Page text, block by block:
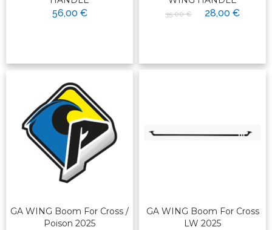
56,00 € 35,00 € 28,00 €
GA WING Boom For Cross /
Poison 2025
GA WING Boom For Cross
LW 2025